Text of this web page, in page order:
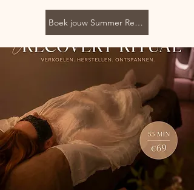
Boek jouw Summer Recovery Ritual